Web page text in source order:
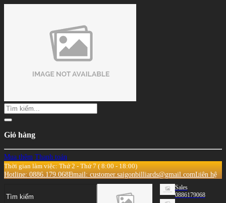
Giỏ hàng
Mua thêm Thanh toán
Thời gian làm việc: Thứ 2 - Thứ 7 ( 8:00 - 18:00)
Hotline: 0886.179.068Email: customer.saigonbilliards@gmail.comLiên hệ
Sales
0886179068